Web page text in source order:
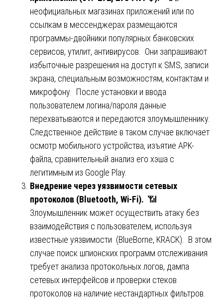
неофициальных магазинах приложений или по
ссылкам в мессенджерах размещаются
программы-двойники популярных банковских
сервисов, утилит, антивирусов. Они запрашивают
избыточные разрешения на доступ к SMS, записи
экрана, специальным возможностям, контактам и
микрофону. После установки и ввода
пользователем логина/пароля данные
перехватываются и передаются злоумышленнику.
Следственное действие в таком случае включает
осмотр мобильного устройства, изъятие APK-
файла, сравнительный анализ его хэша с
легитимным из Google Play.
Внедрение через уязвимости сетевых
протоколов (Bluetooth, Wi-Fi). 📶
Злоумышленник может осуществить атаку без
взаимодействия с пользователем, используя
известные уязвимости (BlueBorne, KRACK). В этом
случае поиск шпионских программ отслеживания
требует анализа протокольных логов, дампа
сетевых интерфейсов и проверки стеков
протоколов на наличие нестандартных фильтров.